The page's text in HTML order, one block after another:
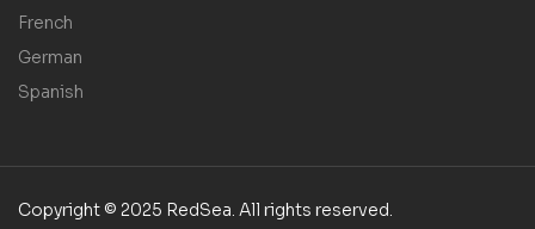
French
German
Spanish
Copyright © 2025 RedSea. All rights reserved.